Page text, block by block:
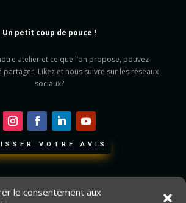
le consentement aux
Un petit coup de pouce !
atelier et ce que l’on propose, pouvez-
partager, Likez et nous suivre sur les réseaux
sociaux?
VOTRE AVIS